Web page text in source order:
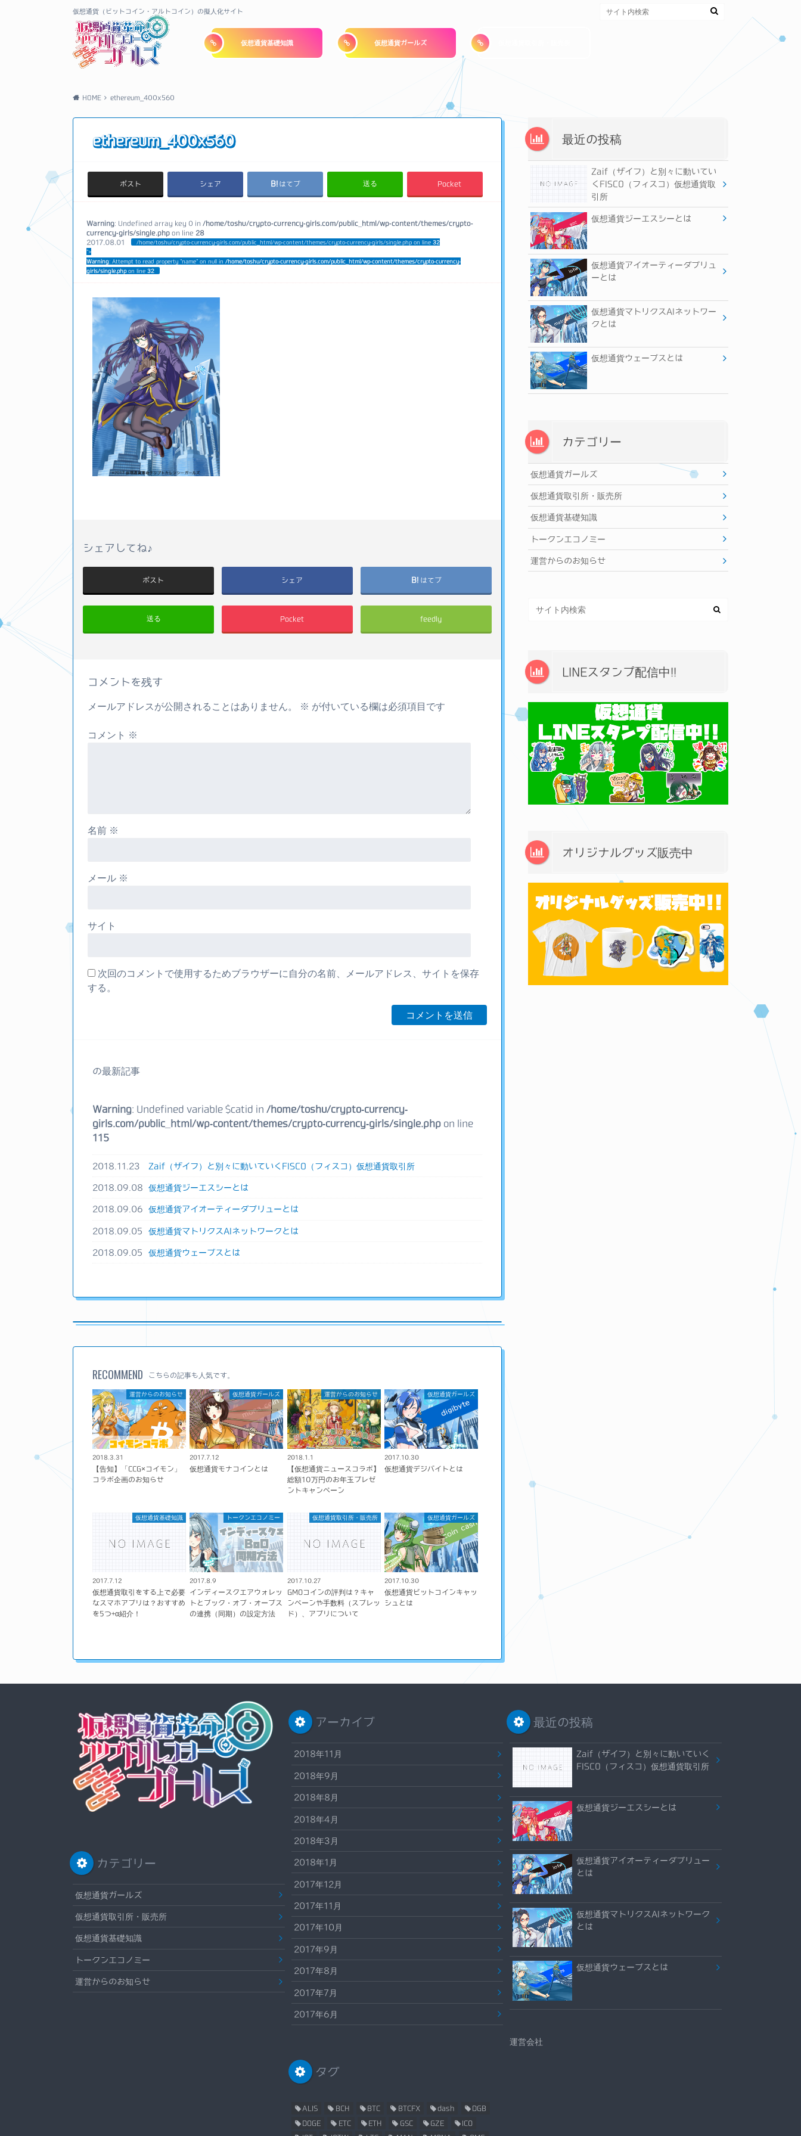
仮想通貨（ビットコイン・アルトコイン）の擬人化サイト
仮想通貨基礎知識 仮想通貨ガールズ
HOME ethereum_400x560
ethereum_400x560
ポスト シェア はてブ 送る Pocket
Warning: Undefined array key 0 in /home/toshu/crypto-currency-girls.com/public_html/wp-content/themes/crypto-
currency-girls/single.php on line 28
2017.08.01
/home/toshu/crypto-currency-girls.com/public_html/wp-content/themes/crypto-currency-girls/single.php on line32
">
Warning: Attempt to read property "name" on null in /home/toshu/crypto-currency-girls.com/public_html/wp-content/themes/crypto-currency-
girls/single.phpon line32
シェアしてね♪
ポスト シェア はてブ
送る Pocket feedly
コメントを残す
メールアドレスが公開されることはありません。 ※ が付いている欄は必須項目です
コメント ※
名前 ※
メール ※
サイト
次回のコメントで使用するためブラウザーに自分の名前、メールアドレス、サイトを保存
する。
の最新記事
Warning: Undefined variable $catid in /home/toshu/crypto-currency-
girls.com/public_html/wp-content/themes/crypto-currency-girls/single.php on line
115
2018.11.23 Zaif（ザイフ）と別々に動いていくFISCO（フィスコ）仮想通貨取引所
2018.09.08 仮想通貨ジーエスシーとは
2018.09.06 仮想通貨アイオーティーダブリューとは
2018.09.05 仮想通貨マトリクスAIネットワークとは
2018.09.05 仮想通貨ウェーブスとは
RECOMMEND こちらの記事も人気です。
運営からのお知らせ
2018.3.31
【告知】「CCG×コイモン」
コラボ企画のお知らせ
仮想通貨ガールズ
2017.7.12
仮想通貨モナコインとは
運営からのお知らせ
2018.1.1
【仮想通貨ニュースコラボ】
総額10万円のお年玉プレゼ
ントキャンペーン
仮想通貨ガールズ
2017.10.30
仮想通貨デジバイトとは
仮想通貨基礎知識
2017.7.12
仮想通貨取引をする上で必要
なスマホアプリは？おすすめ
を5つ+α紹介！
トークンエコノミー
2017.8.9
インディースクエアウォレッ
トとブック・オブ・オーブス
の連携（同期）の設定方法
仮想通貨取引所・販売所
2017.10.27
GMOコインの評判は？キャ
ンペーンや手数料（スプレッ
ド）、アプリについて
仮想通貨ガールズ
2017.10.30
仮想通貨ビットコインキャッ
シュとは
最近の投稿
Zaif（ザイフ）と別々に動いてい
くFISCO（フィスコ）仮想通貨取
引所
仮想通貨ジーエスシーとは
仮想通貨アイオーティーダブリュ
ーとは
仮想通貨マトリクスAIネットワー
クとは
仮想通貨ウェーブスとは
カテゴリー
仮想通貨ガールズ
仮想通貨取引所・販売所
仮想通貨基礎知識
トークンエコノミー
運営からのお知らせ
LINEスタンプ配信中!!
オリジナルグッズ販売中
カテゴリー
仮想通貨ガールズ
仮想通貨取引所・販売所
仮想通貨基礎知識
トークンエコノミー
運営からのお知らせ
アーカイブ
2018年11月
2018年9月
2018年8月
2018年4月
2018年3月
2018年1月
2017年12月
2017年11月
2017年10月
2017年9月
2017年8月
2017年7月
2017年6月
タグ
ALIS BCH BTC BTCFX dash DGB
DOGE ETC ETH GSC GZE ICO
最近の投稿
Zaif（ザイフ）と別々に動いていく
FISCO（フィスコ）仮想通貨取引所
仮想通貨ジーエスシーとは
仮想通貨アイオーティーダブリュー
とは
仮想通貨マトリクスAIネットワーク
とは
仮想通貨ウェーブスとは
運営会社